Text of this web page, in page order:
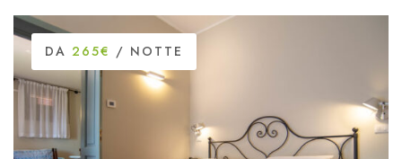
DA 265€ / NOTTE